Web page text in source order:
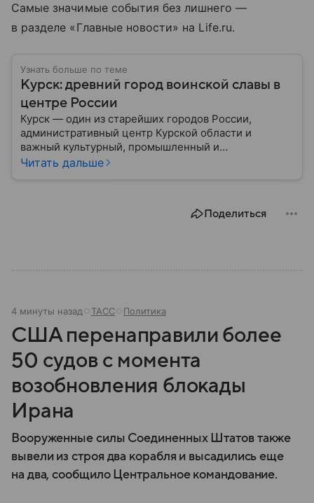
Самые значимые события без лишнего —
в разделе «Главные новости» на Life.ru.
Узнать больше по теме
Курск: древний город воинской славы в
центре России
Курск — один из старейших городов России,
административный центр Курской области и
важный культурный, промышленный и
транспортный узел Центральной России. Город
Читать дальше
Поделиться
4 минуты назад ТАСС Политика
США перенаправили более
50 судов с момента
возобновления блокады
Ирана
Вооруженные силы Соединенных Штатов также
вывели из строя два корабля и высадились еще
на два, сообщило Центральное командование.